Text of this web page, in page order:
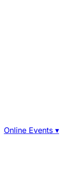
Online Events ▾